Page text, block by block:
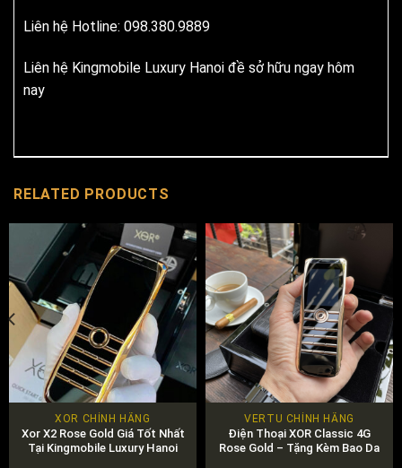
Liên hệ Hotline: 098.380.9889
Liên hệ Kingmobile Luxury Hanoi đề sở hữu ngay hôm
nay
RELATED PRODUCTS
XOR CHÍNH HÃNG
Xor X2 Rose Gold Giá Tốt Nhất
Tại Kingmobile Luxury Hanoi
VERTU CHÍNH HÃNG
Điện Thoại XOR Classic 4G
Rose Gold – Tặng Kèm Bao Da